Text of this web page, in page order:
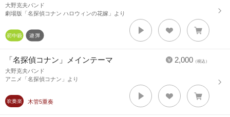
大野克夫バンド
劇場版「名探偵コナン ハロウィンの花嫁」より
2,000 （税込）
「名探偵コナン」メインテーマ
大野克夫バンド
アニメ「名探偵コナン」より
木管5重奏